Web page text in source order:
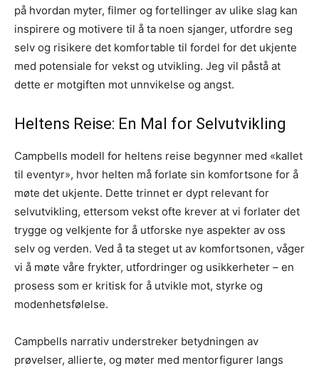
på hvordan myter, filmer og fortellinger av ulike slag kan
inspirere og motivere til å ta noen sjanger, utfordre seg
selv og risikere det komfortable til fordel for det ukjente
med potensiale for vekst og utvikling. Jeg vil påstå at
dette er motgiften mot unnvikelse og angst.
Heltens Reise: En Mal for Selvutvikling
Campbells modell for heltens reise begynner med «kallet
til eventyr», hvor helten må forlate sin komfortsone for å
møte det ukjente. Dette trinnet er dypt relevant for
selvutvikling, ettersom vekst ofte krever at vi forlater det
trygge og velkjente for å utforske nye aspekter av oss
selv og verden. Ved å ta steget ut av komfortsonen, våger
vi å møte våre frykter, utfordringer og usikkerheter – en
prosess som er kritisk for å utvikle mot, styrke og
modenhetsfølelse.
Campbells narrativ understreker betydningen av
prøvelser, allierte, og møter med mentorfigurer langs